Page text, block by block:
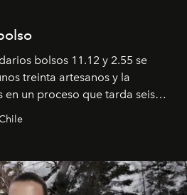
bolsos 11.12 y 2.55 se
treinta artesanos y la
en un proceso que tarda seis
en práctica una técnica
en la escuela de formación de